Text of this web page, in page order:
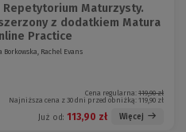
Repetytorium Maturzysty.
z dodatkiem Matura
Practice
Rachel Evans
Cena regularna: 119,90 zł
Najniższa cena z 30 dni przed obniżką: 119,90 zł
Już od: 113,90 zł Więcej